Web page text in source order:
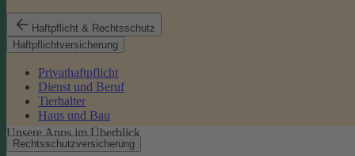
Haftpflicht & Rechtsschutz
Haftpflichtversicherung
Privathaftpflicht
Dienst und Beruf
Tierhalter
Haus und Bau
Rechtsschutzversicherung
Unsere Apps im Überblick